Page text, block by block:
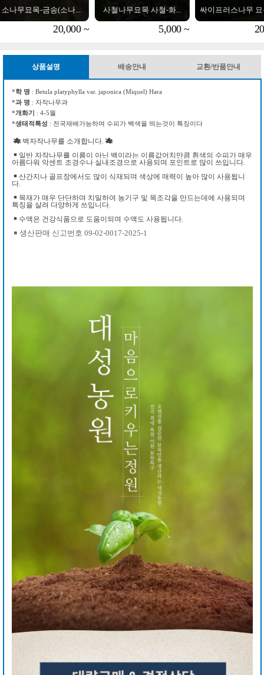
사철나무묘목 사철-화...
5,000 ~
싸이프러스나무 묘목-그...
20,000 ~
안드로메다(각시
상품설명 배송안내 교환/반품안내
*학 명 : Betula platyphylla var. japonica (Miquel) Hara
*과 명 : 자작나무과
*개화기
: 4-5월
*생태적특성 : 전국재배가능하며 수피가 백색을 띄는것이 특징이다
🎋백자작나무를 소개합니다. 🎋
￭ 일반 자작나무를 이름이 아닌 백이라는 이름값어치만큼 흰색의 수피가 매우
아름다워 악센트 조경수나 실내조경으로 사용되며 포인트로 많이 쓰입니다.
￭ 산간지나 골프장에서도 많이 식재되며 색상에 매력이 높아 많이 사용됩니
다.
￭ 목재가 매우 단단하며 치밀하여 농기구 및 목조각을 만드는데에 사용되며
특징을 살려 다양하게 쓰입니다.
￭ 수액은 건강식품으로 도움이되며 수액도 사용됩니다.
￭ 생산판매 신고번호 09-02-0017-2025-1